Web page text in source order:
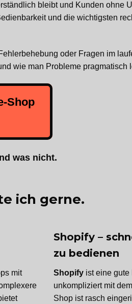
bleibt und Kunden ohne
und die wichtigsten
oder Fragen im
wie man Probleme pragmatisch
Shop
was nicht.
ich gerne.
mit
Shopify –
zu bedienen
Shopify ist eine gute
unkompliziert mit
Shop ist rasch